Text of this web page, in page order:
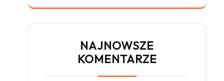
NAJNOWSZE
KOMENTARZE